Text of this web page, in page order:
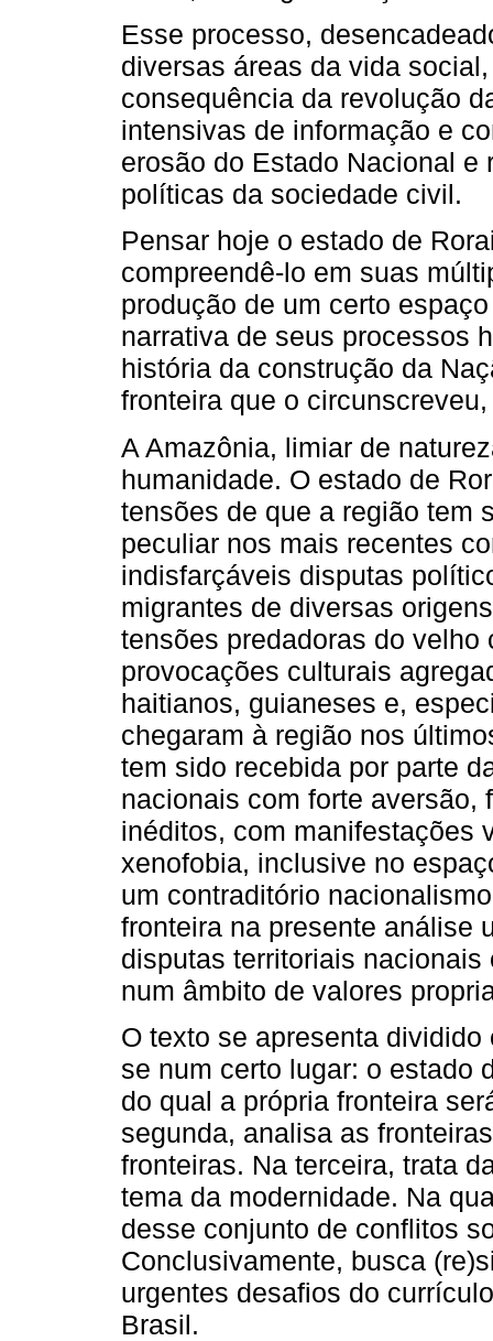
Esse processo,
diversas áreas da vida
consequência da revolução
intensivas de informação e
erosão do Estado Nacional
políticas da sociedade civil.
Pensar hoje o estado de
compreendê-lo em suas
produção de um certo
narrativa de seus processos
história da construção da
fronteira que o
A Amazônia, limiar de
humanidade. O estado de
tensões de que a região tem
peculiar nos mais recentes
indisfarçáveis disputas
migrantes de diversas
tensões predadoras do
provocações culturais
haitianos, guianeses e,
chegaram à região nos
tem sido recebida por parte
nacionais com forte
inéditos, com manifestações
xenofobia, inclusive no
um contraditório
fronteira na presente análise
disputas territoriais
num âmbito de valores
O texto se apresenta
se num certo lugar: o estado
do qual a própria fronteira
segunda, analisa as
fronteiras. Na terceira, trata
tema da modernidade. Na
desse conjunto de conflitos
Conclusivamente, busca
urgentes desafios do
Brasil.